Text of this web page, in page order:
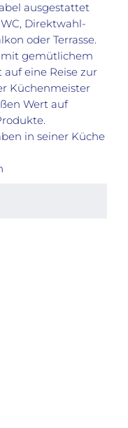
ausgestattet
Direktwahl-
oder Terrasse.
mit gemütlichem
eine Reise zur
Küchenmeister
Wert auf
in seiner Küche